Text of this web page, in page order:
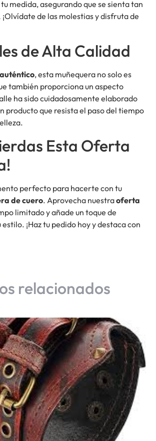
medida, asegurando que se sienta tan
¡Olvídate de las molestias y disfruta de
de Alta Calidad
, esta muñequera no solo es
también proporciona un aspecto
ha sido cuidadosamente elaborado
producto que resista el paso del tiempo
Esta Oferta
perfecto para hacerte con tu
de cuero. Aprovecha nuestraoferta
limitado y añade un toque de
¡Haz tu pedido hoy y destaca con
relacionados